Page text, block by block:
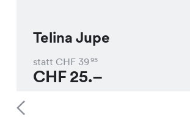
Telina Jupe
statt CHF 3995
CHF25.–